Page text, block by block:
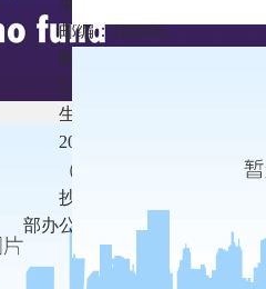
邮编：100006
附件：1.关于进一步加强重
2.《关于进一步加强重金属
生态环境部办公厅
2021年11月22日
（此件社会公开）
抄送：国家发展改革委办公
部办公厅。